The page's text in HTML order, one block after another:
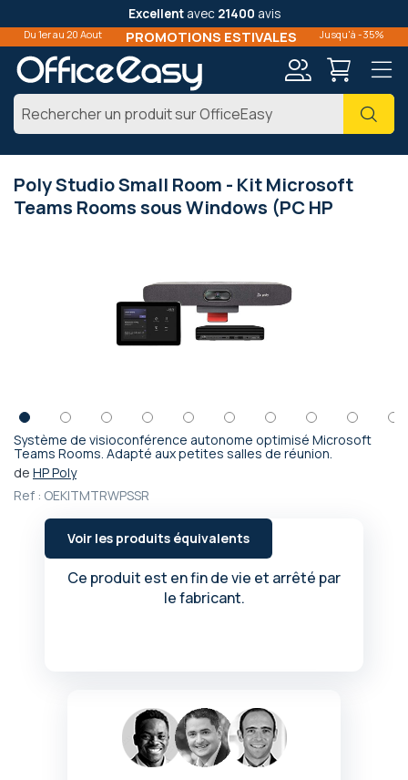
Excellentavec 21400 avis
Du 1er au 20 Aout PROMOTIONS ESTIVALES Jusqu'à -35%
Poly Studio Small Room - Kit Microsoft
Teams Rooms sous Windows (PC HP
Système de visioconférence autonome optimisé Microsoft
Teams Rooms. Adapté aux petites salles de réunion.
de HP Poly
Ref : OEKITMTRWPSSR
Voir les produits équivalents
Ce produit est en fin de vie et arrêté par
le fabricant.
Passer
au
de
d’images